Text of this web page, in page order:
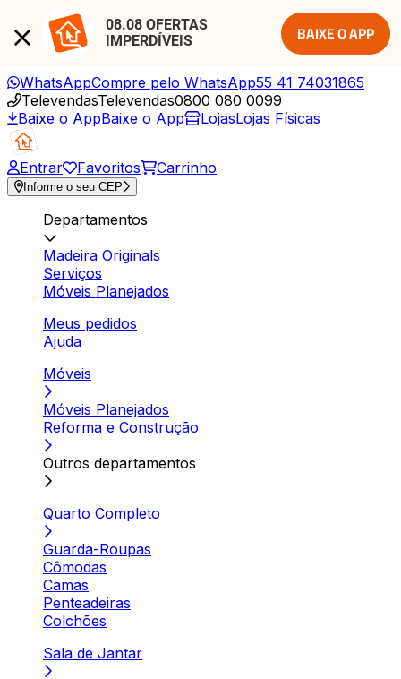
08.08 OFERTAS
IMPERDÍVEIS
BAIXE O APP
WhatsAppCompre pelo WhatsApp55 41 74031865
TelevendasTelevendas0800 080 0099
Baixe o AppBaixe o App LojasLojas Físicas
Entrar Favoritos Carrinho
Informe o seu CEP
Departamentos
Madeira Originals
Serviços
Móveis Planejados
Meus pedidos
Ajuda
Móveis
Móveis Planejados
Reforma e Construção
Outros departamentos
Quarto Completo
Guarda-Roupas
Cômodas
Camas
Penteadeiras
Colchões
Sala de Jantar